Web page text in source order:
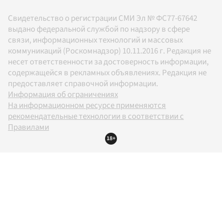
Свидетельство о регистрации СМИ Эл № ФС77-67642
выдано федеральной службой по надзору в сфере
связи, информационных технологий и массовых
коммуникаций (Роскомнадзор) 10.11.2016 г. Редакция не
несет ответственности за достоверность информации,
содержащейся в рекламных объявлениях. Редакция не
предоставляет справочной информации.
Информация об ограничениях
На информационном ресурсе применяются
рекомендательные технологии в соответствии с
Правилами
18+